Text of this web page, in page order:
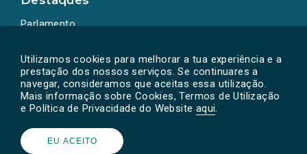
Utilizamos cookies para melhorar a tua experiência e a
prestação dos nossos serviços. Se continuares a
navegar, consideramos que aceitas essa utilização.
Mais informação sobre Cookies, Termos de Utilização
e Política de Privacidade do Website aqui.
EU ACEITO
Parlamento
Powered by © PAN 2026